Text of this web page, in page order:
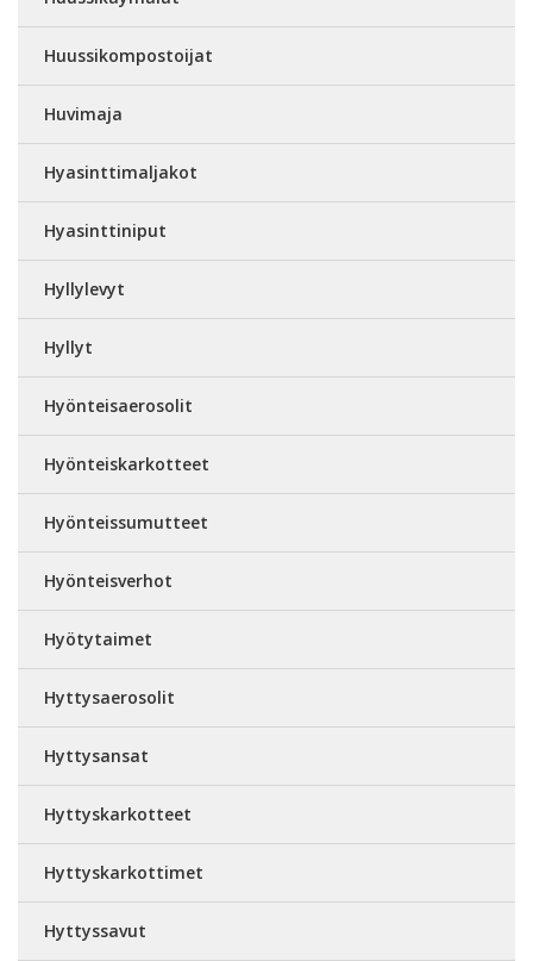
Huussikompostoijat
Huvimaja
Hyasinttimaljakot
Hyasinttiniput
Hyllylevyt
Hyllyt
Hyönteisaerosolit
Hyönteiskarkotteet
Hyönteissumutteet
Hyönteisverhot
Hyötytaimet
Hyttysaerosolit
Hyttysansat
Hyttyskarkotteet
Hyttyskarkottimet
Hyttyssavut